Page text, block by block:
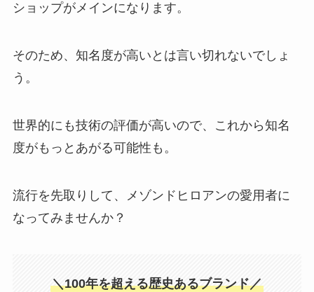
ショップがメインになります。
そのため、知名度が高いとは言い切れないでしょ
う。
世界的にも技術の評価が高いので、これから知名
度がもっとあがる可能性も。
流行を先取りして、メゾンドヒロアンの愛用者に
なってみませんか？
＼100年を超える歴史あるブランド／